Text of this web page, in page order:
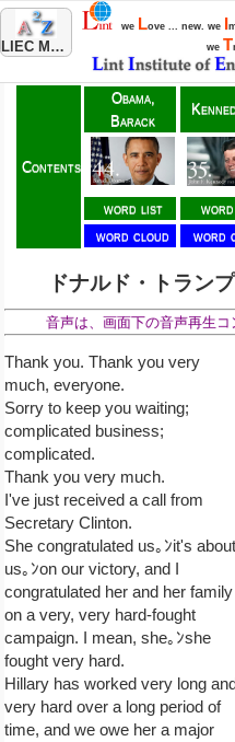
LIEC Menu
we Love ... new. we I
we T
Contents
Obama,
Barack
word list
word cloud
word
ドナルド・トラン
音声は、画面下の音声再生コ
Thank you. Thank you very
much, everyone.
Sorry to keep you waiting;
complicated business;
complicated.
Thank you very much.
I've just received a call from
Secretary Clinton.
She congratulated us｡ﾝit's about
us｡ﾝon our victory, and I
congratulated her and her family
on a very, very hard-fought
campaign. I mean, she｡ﾝshe
fought very hard.
Hillary has worked very long
very hard over a long period of
time, and we owe her a major